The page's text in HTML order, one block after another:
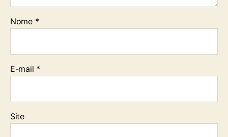
Nome *
E-mail *
Site